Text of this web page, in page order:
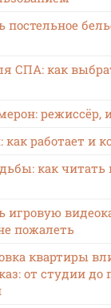
постельное
СПА: как
режиссёр,
как работает и
как читать
игровую
пожалеть
квартиры
от студии до